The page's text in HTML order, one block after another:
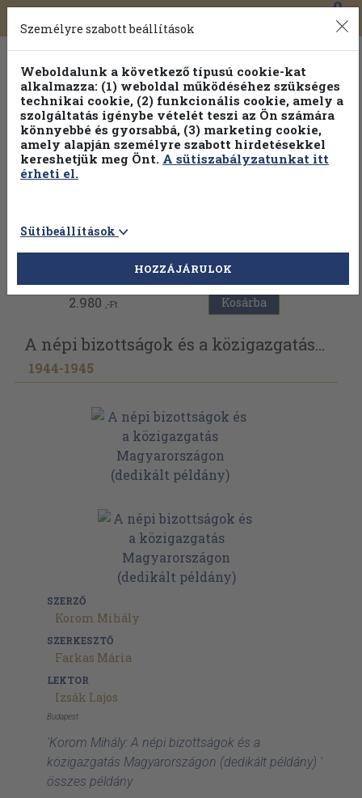
Toggle
navigation
0
Válogasson több mint 1.000.000 kiadványunk közül
100% kedvezménnyel!
Vissza az előző oldalra
2.980 ,-Ft Kosárba
A népi bizottságok és a közigazgatás...
1944-1945
SZERZŐ
Korom Mihály
SZERKESZTŐ
Farkas Mária
LEKTOR
Izsák Lajos
Budapest
'Korom Mihály: A népi bizottságok és a
közigazgatás Magyarországon (dedikált példány) '
összes példány
Személyre szabott beállítások
Weboldalunk a következő típusú cookie-kat
alkalmazza: (1) weboldal működéséhez szükséges
technikai cookie, (2) funkcionális cookie, amely a
szolgáltatás igénybe vételét teszi az Ön számára
könnyebbé és gyorsabbá, (3) marketing cookie,
amely alapján személyre szabott hirdetésekkel
kereshetjük meg Önt. A sütiszabályzatunkat itt
érheti el.
Sütibeállítások
HOZZÁJÁRULOK